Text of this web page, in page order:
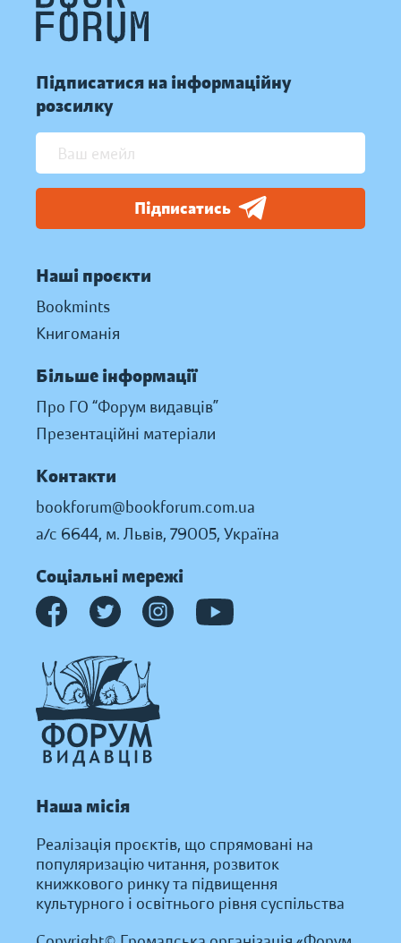
Підписатися на інформаційну
розсилку
Підписатись
Наші проєкти
Bookmints
Книгоманія
Більше інформації
Про ГО “Форум видавців”
Презентаційні матеріали
Контакти
bookforum@bookforum.com.ua
а/с 6644, м. Львів, 79005, Україна
Соціальні мережі
Наша місія
Реалізація проєктів, що спрямовані на
популяризацію читання, розвиток
книжкового ринку та підвищення
культурного і освітнього рівня суспільства